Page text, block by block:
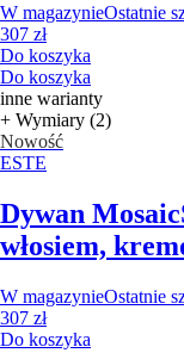
W magazynieOstatnie
307 zł
Do koszyka
Do koszyka
inne warianty
+ Wymiary (2)
Nowość
ESTE
Dywan Mosaic
włosiem,
W magazynieOstatnie
307 zł
Do koszyka